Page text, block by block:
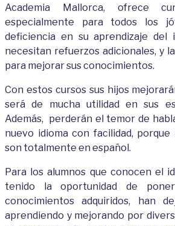
Academia Mallorca, ofrece
especialmente para todos los
deficiencia en su aprendizaje del
necesitan refuerzos adicionales, y
para mejorar sus conocimientos.
Con estos cursossus hijos
seráde mucha utilidad en sus
Además, perderán el temorde
nuevo idioma con facilidad,
son totalmente en español.
Para los alumnos que conocen el
tenido la oportunidadde
conocimientos adquiridos, hande
aprendiendo y mejorando por